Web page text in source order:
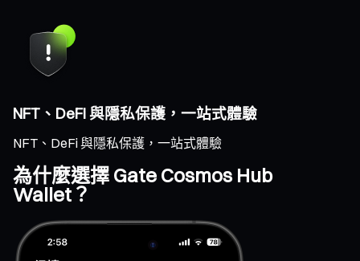
NFT、DeFi 與隱私保護，一站式體驗
NFT、DeFi 與隱私保護，一站式體驗
為什麼選擇 Gate Cosmos Hub
Wallet？